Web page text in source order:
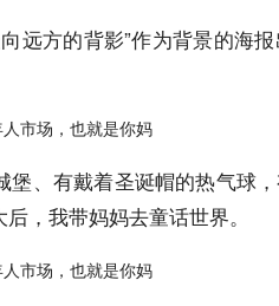
远方的背影”作为背景的海
、有戴着圣诞帽的热气球
，我带妈妈去童话世界。